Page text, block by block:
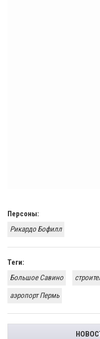
Персоны:
Рикардо Бофилл
Теги:
Большое Савино
аэропорт Пермь